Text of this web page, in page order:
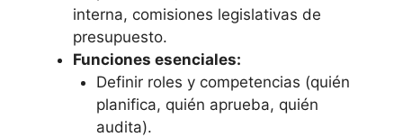
interna, comisiones legislativas de
presupuesto.
Funciones esenciales:
Definir roles y competencias (quién
planifica, quién aprueba, quién
audita).